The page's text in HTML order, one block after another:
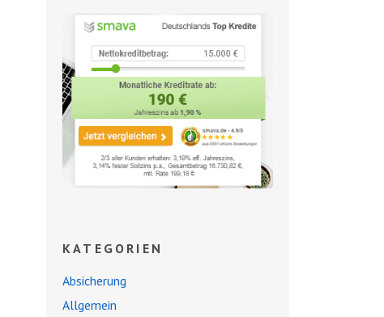
KATEGORIEN
Absicherung
Allgemein